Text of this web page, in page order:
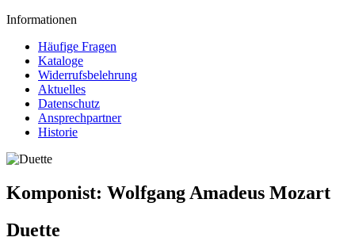
Informationen
Häufige Fragen
Kataloge
Widerrufsbelehrung
Aktuelles
Datenschutz
Ansprechpartner
Historie
Komponist: Wolfgang Amadeus Mozart
Duette